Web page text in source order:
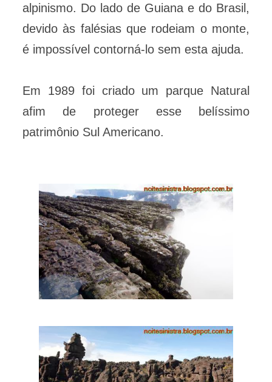
alpinismo. Do lado de Guiana e do Brasil,
devido às falésias que rodeiam o monte,
é impossível contorná-lo sem esta ajuda.
Em 1989 foi criado um parque Natural
afim de proteger esse belíssimo
patrimônio Sul Americano.